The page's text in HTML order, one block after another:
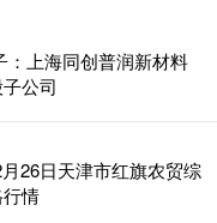
：上海同创普润新材料
公司
26日天津市红旗农贸综
情